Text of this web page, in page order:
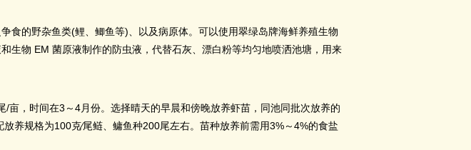
食的野杂鱼类(鲤、鲫鱼等)、以及病原体。可以使用翠绿岛牌海鲜养殖生物
生物 EM 菌原液制作的防虫液，代替石灰、漂白粉等均匀地喷洒池塘，用来
/亩，时间在3 ～ 4月份。选择晴天的早晨和傍晚放养虾苗，同池同批次放养的
放养规格为100克∕尾鲢、鳙鱼种200尾左右。苗种放养前需用3% ～ 4%的食盐